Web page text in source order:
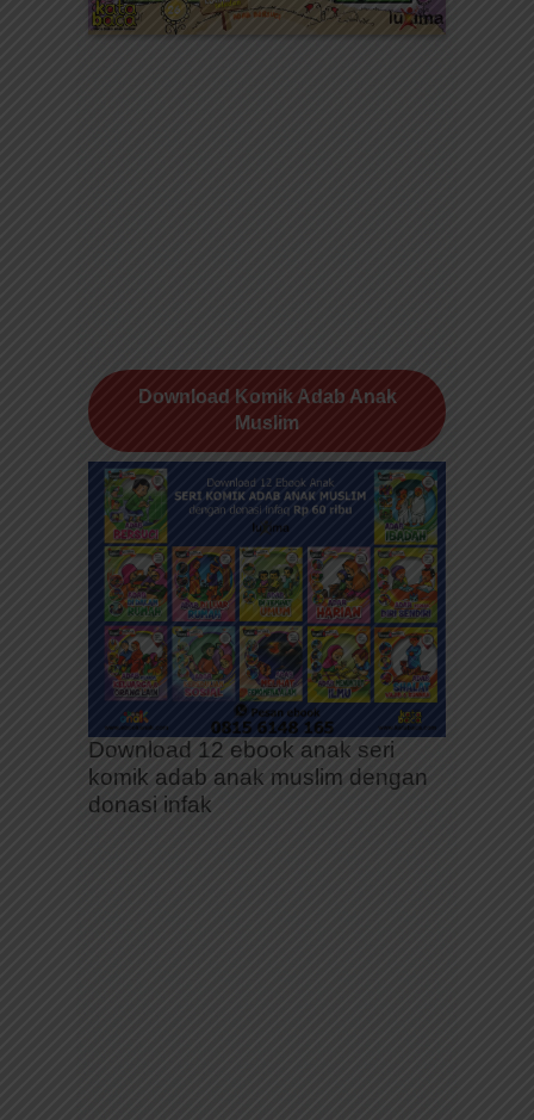
Download Komik Adab Anak
Muslim
Download 12 ebook anak seri
komik adab anak muslim dengan
donasi infak